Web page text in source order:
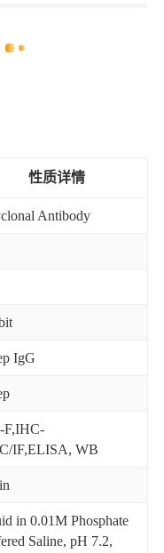
性质详情
Antibody
IgG
F,IHC-
IF,ELISA, WB
in 0.01M Phosphate
Saline, pH 7.2,